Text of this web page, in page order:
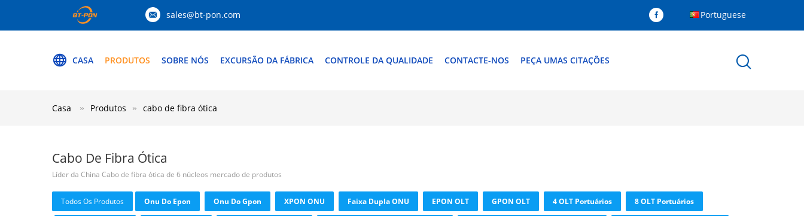
sales@bt-pon.com Portuguese
CASA PRODUTOS SOBRE NÓS EXCURSÃO DA FÁBRICA CONTROLE DA QUALIDADE CONTACTE-NOS PEÇA UMAS CITAÇÕES
Casa Produtos cabo de fibra ótica
Cabo De Fibra Ótica
Líder da China Cabo de fibra ótica de 6 núcleos mercado de produtos
Todos Os Produtos Onu Do Epon Onu Do Gpon XPON ONU Faixa Dupla ONU EPON OLT GPON OLT 4 OLT Portuários 8 OLT Portuários